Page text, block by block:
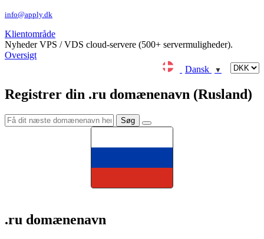
info@apply.dk
Klientområde
Nyheder VPS / VDS cloud-servere (500+ servermuligheder).
Oversigt
Dansk
▼
Registrer din .ru domænenavn (Rusland)
.ru domænenavn